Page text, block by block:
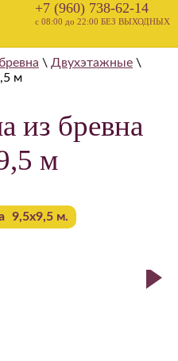
+7 (960) 738-62-14
с 08:00 до 22:00 БЕЗ ВЫХОДНЫХ
\ Двухэтажные \
м
из бревна
м
9,5х9,5 м.